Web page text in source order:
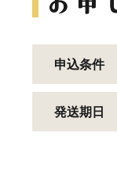
申込条件
発送期日